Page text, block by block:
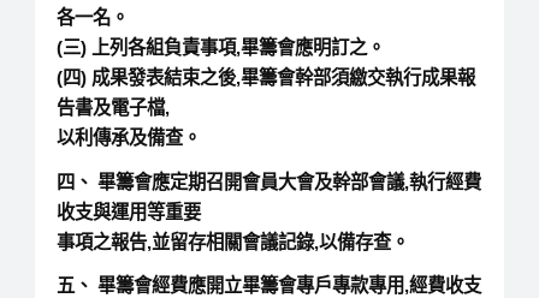
各一名。
(三) 上列各組負責事項,畢籌會應明訂之。
(四) 成果發表結束之後,畢籌會幹部須繳交執行成果報
告書及電子檔,
以利傳承及備查。
四、 畢籌會應定期召開會員大會及幹部會議,執行經費
收支與運用等重要
事項之報告,並留存相關會議記錄,以備存查。
五、 畢籌會經費應開立畢籌會專戶專款專用,經費收支